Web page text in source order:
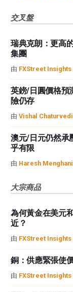
交叉盤
瑞典克朗：更高
集團
由 FXStreet Insights
英鎊/日圓價格預
險仍存
由 Vishal Chaturvedi
澳元/日元仍然承
乎有限
由 Haresh Menghani
大宗商品
為何黃金在美元
近？
由 FXStreet Insights
銅：供應緊張使
由 FXStreet Insights